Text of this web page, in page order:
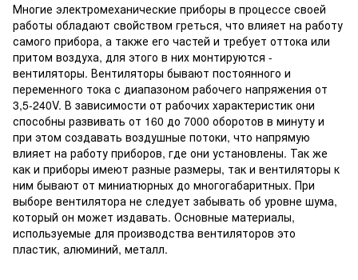
Многие электромеханические приборы в процессе своей
работы обладают свойством греться, что влияет на работу
самого прибора, а также его частей и требует оттока или
притом воздуха, для этого в них монтируются -
вентиляторы. Вентиляторы бывают постоянного и
переменного тока с диапазоном рабочего напряжения от
3,5-240V. В зависимости от рабочих характеристик они
способны развивать от 160 до 7000 оборотов в минуту и ​​
при этом создавать воздушные потоки, что напрямую
влияет на работу приборов, где они установлены. Так же
как и приборы имеют разные размеры, так и вентиляторы к
ним бывают от миниатюрных до многогабаритных. При
выборе вентилятора не следует забывать об уровне шума,
который он может издавать. Основные материалы,
используемые для производства вентиляторов это
пластик, алюминий, металл.